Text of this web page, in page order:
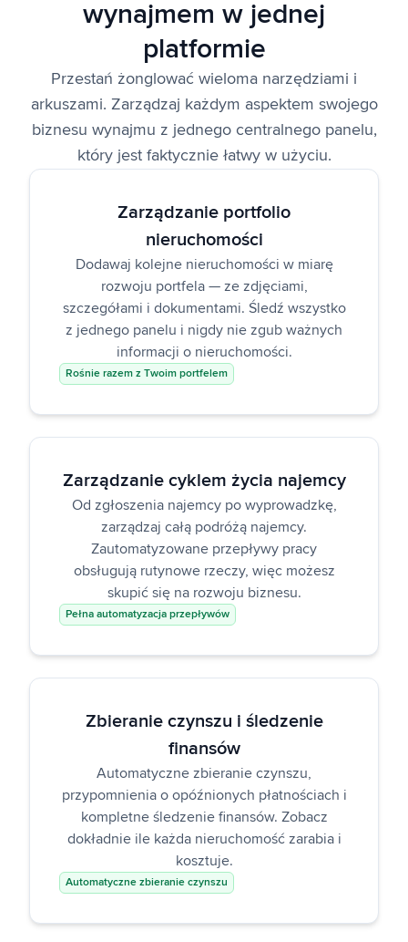
wynajmem w jednej
platformie
Przestań żonglować wieloma narzędziami i
arkuszami. Zarządzaj każdym aspektem swojego
biznesu wynajmu z jednego centralnego panelu,
który jest faktycznie łatwy w użyciu.
Zarządzanie portfolio
nieruchomości
Dodawaj kolejne nieruchomości w miarę
rozwoju portfela — ze zdjęciami,
szczegółami i dokumentami. Śledź wszystko
z jednego panelu i nigdy nie zgub ważnych
informacji o nieruchomości.
Rośnie razem z Twoim portfelem
Zarządzanie cyklem życia najemcy
Od zgłoszenia najemcy po wyprowadzkę,
zarządzaj całą podróżą najemcy.
Zautomatyzowane przepływy pracy
obsługują rutynowe rzeczy, więc możesz
skupić się na rozwoju biznesu.
Pełna automatyzacja przepływów
Zbieranie czynszu i śledzenie
finansów
Automatyczne zbieranie czynszu,
przypomnienia o opóźnionych płatnościach i
kompletne śledzenie finansów. Zobacz
dokładnie ile każda nieruchomość zarabia i
kosztuje.
Automatyczne zbieranie czynszu